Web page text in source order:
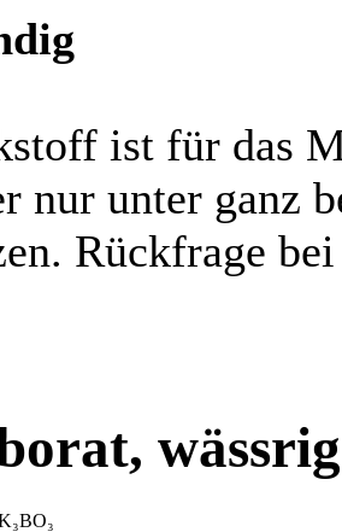
ist für das
nur unter ganz
Rückfrage
wässrig